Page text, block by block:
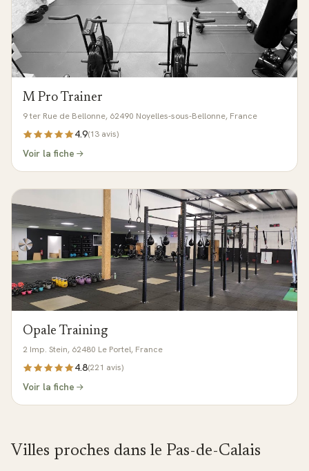
M Pro Trainer
9 ter Rue de Bellonne, 62490 Noyelles-sous-Bellonne, France
4.9(13 avis)
Voir la fiche
Opale Training
2 Imp. Stein, 62480 Le Portel, France
4.8(221 avis)
Voir la fiche
Villes proches dans le Pas-de-Calais